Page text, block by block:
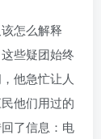
怎么解释
些疑团始终
他急忙让人
他们用过的
了信息：电